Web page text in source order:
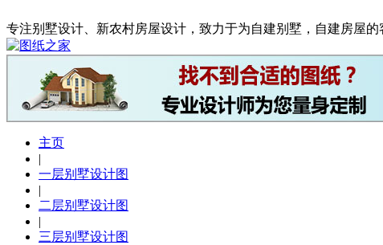
专注别墅设计、新农村房屋设计，致力于为自建别墅，自建房屋的
主页
|
一层别墅设计图
|
二层别墅设计图
|
三层别墅设计图